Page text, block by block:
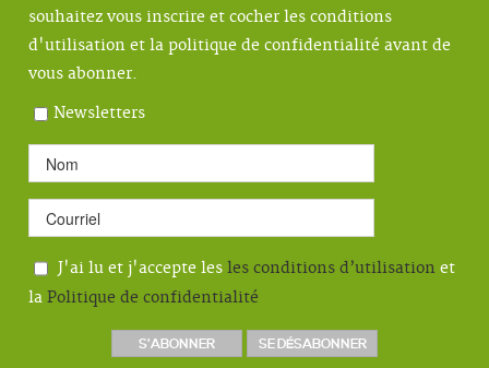
souhaitez vous inscrire et cocher les conditions
d'utilisation et la politique de confidentialité avant de
vous abonner.
Newsletters
J'ai lu et j'accepte les les conditions d’utilisation et
la Politique de confidentialité